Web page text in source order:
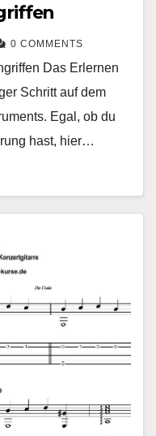
0 COMMENTS
Das Erlernen
Schritt auf dem
Egal, ob du
hast, hier…